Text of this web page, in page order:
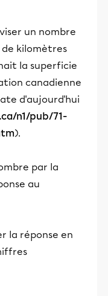
un nombre
de kilomètres
la superficie
canadienne
d'aujourd'hui
n1/pub/71-
).
par la
au
la réponse en